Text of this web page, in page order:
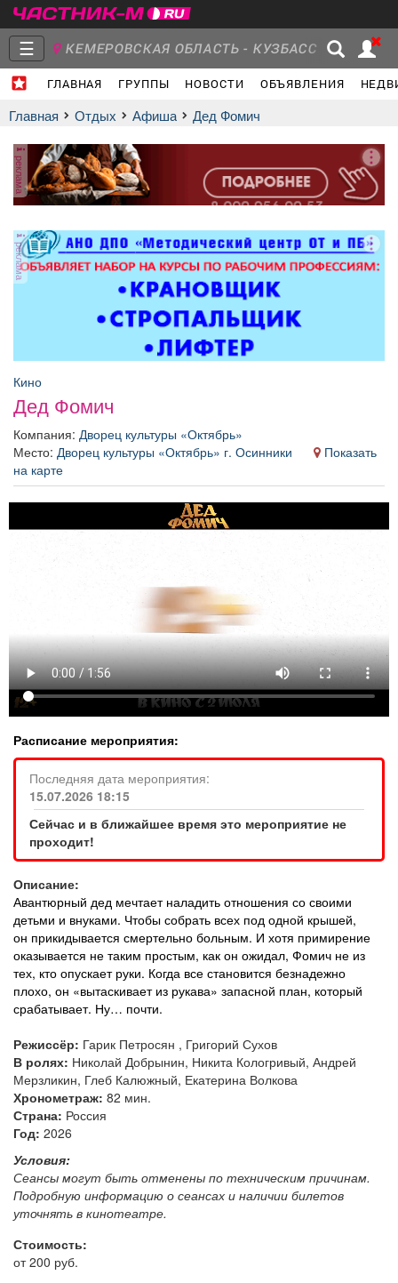
☰ КЕМЕРОВСКАЯ ОБЛАСТЬ - КУЗБАСС
ГЛАВНАЯ ГРУППЫ НОВОСТИ ОБЪЯВЛЕНИЯ
Объявления Недвижимость Услуги
Афиша
Товары Поздравления Погода
Я - пенсионер
Главная Отдых афиша Дед Фомич
реклама
реклама
Кино
Дед Фомич
Компания: Дворец культуры «Октябрь»
Место: Дворец культуры «Октябрь» г. Осинники
Показать
на карте
Расписание мероприятия:
Последняя дата мероприятия:
15.07.2026 18:15
Сейчас и в ближайшее время это мероприятие не
проходит!
Описание:
Авантюрный дед мечтает наладить отношения со своими
детьми и внуками. Чтобы собрать всех под одной крышей,
он прикидывается смертельно больным. И хотя примирение
оказывается не таким простым, как он ожидал, Фомич не из
тех, кто опускает руки. Когда все становится безнадежно
плохо, он «вытаскивает из рукава» запасной план, который
срабатывает. Ну… почти.
Режиссёр: Гарик Петросян , Григорий Сухов
В ролях: Николай Добрынин, Никита Кологривый, Андрей
Мерзликин, Глеб Калюжный, Екатерина Волкова
Хронометраж: 82 мин.
Страна: Россия
Год: 2026
Условия:
Сеансы могут быть отменены по техническим причинам.
Подробную информацию о сеансах и наличии билетов
уточнять в кинотеатре.
Стоимость:
от 200 руб.